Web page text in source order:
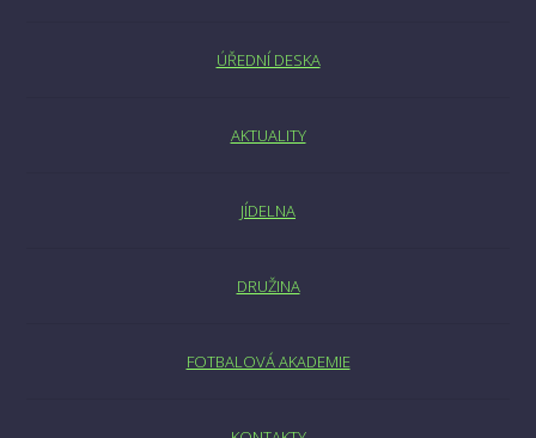
ÚŘEDNÍ DESKA
AKTUALITY
JÍDELNA
DRUŽINA
FOTBALOVÁ AKADEMIE